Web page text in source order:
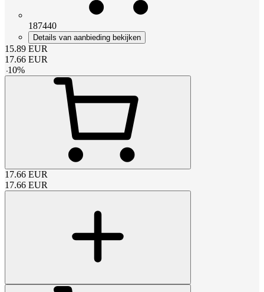
187440
Details van aanbieding bekijken
15.89 EUR
17.66 EUR
-10%
17.66 EUR
17.66 EUR